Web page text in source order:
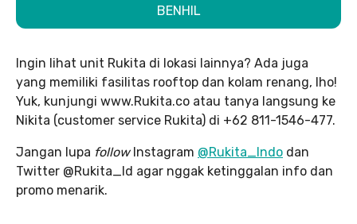
BENHIL
Ingin lihat unit Rukita di lokasi lainnya? Ada juga
yang memiliki fasilitas rooftop dan kolam renang, lho!
Yuk, kunjungi www.Rukita.co atau tanya langsung ke
Nikita (customer service Rukita) di +62 811-1546-477.
Jangan lupa follow Instagram @Rukita_Indo dan
Twitter @Rukita_Id agar nggak ketinggalan info dan
promo menarik.